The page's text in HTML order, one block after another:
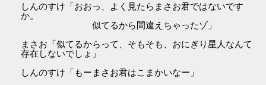
しんのすけ「おおっ、よく見たらまさお君ではないです
か。
似てるから間違えちゃったゾ」
まさお「似てるからって、そもそも、おにぎり星人なんて
存在しないでしょ」
しんのすけ「もーまさお君はこまかいなー」